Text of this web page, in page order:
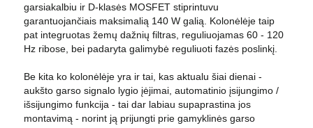
garsiakalbiu ir D-klasės MOSFET stiprintuvu
garantuojančiais maksimalią 140 W galią. Kolonėlėje taip
pat integruotas žemų dažnių filtras, reguliuojamas 60 - 120
Hz ribose, bei padaryta galimybė reguliuoti fazės poslinkį.
Be kita ko kolonėlėje yra ir tai, kas aktualu šiai dienai -
aukšto garso signalo lygio įėjimai, automatinio įsijungimo /
išsijungimo funkcija - tai dar labiau supaprastina jos
montavimą - norint ją prijungti prie gamyklinės garso